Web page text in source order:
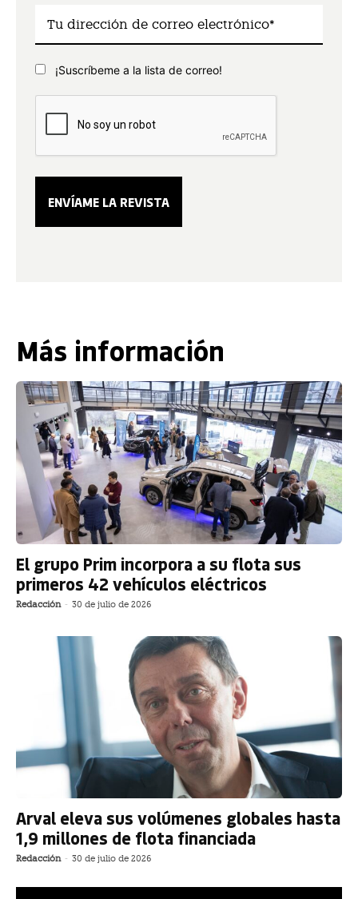
¡Suscríbeme a la lista de correo!
Más información
El grupo Prim incorpora a su flota sus
primeros 42 vehículos eléctricos
Redacción - 30 de julio de 2026
Arval eleva sus volúmenes globales hasta
1,9 millones de flota financiada
Redacción - 30 de julio de 2026